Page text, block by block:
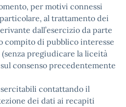
per motivi connessi
al trattamento dei
dall’esercizio da parte
compito di pubblico interesse
(senza pregiudicare la liceità
consenso precedentemente
contattando il
dei dati ai recapiti